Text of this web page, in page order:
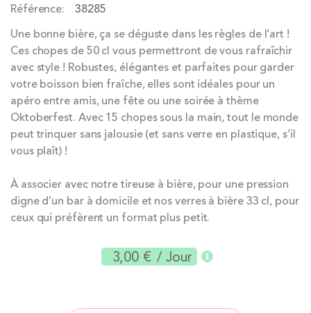
images
gallery
Référence
38285
Une bonne bière, ça se déguste dans les règles de l’art !
Ces chopes de 50 cl vous permettront de vous rafraîchir
avec style ! Robustes, élégantes et parfaites pour garder
votre boisson bien fraîche, elles sont idéales pour un
apéro entre amis, une fête ou une soirée à thème
Oktoberfest. Avec 15 chopes sous la main, tout le monde
peut trinquer sans jalousie (et sans verre en plastique, s’il
vous plaît) !
À associer avec notre tireuse à bière, pour une pression
digne d’un bar à domicile et nos verres à bière 33 cl, pour
ceux qui préfèrent un format plus petit.
3,00 € / Jour